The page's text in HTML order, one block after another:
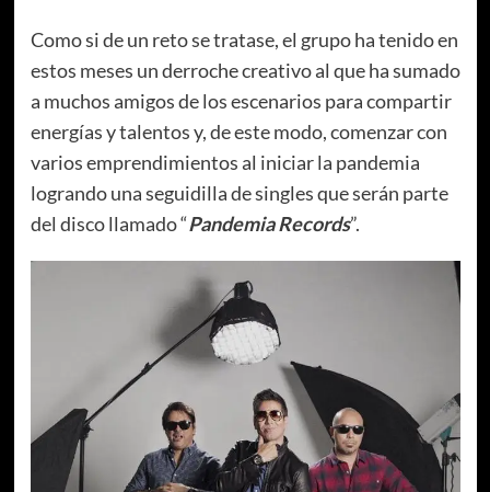
Como si de un reto se tratase, el grupo ha tenido en
estos meses un derroche creativo al que ha sumado
a muchos amigos de los escenarios para compartir
energías y talentos y, de este modo, comenzar con
varios emprendimientos al iniciar la pandemia
logrando una seguidilla de singles que serán parte
del disco llamado “Pandemia Records”.